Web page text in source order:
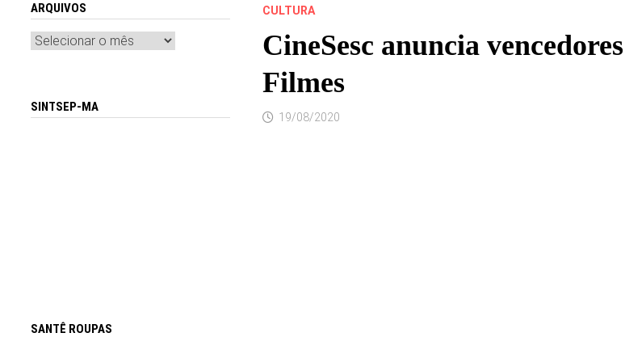
CULTURA
CineSesc anuncia
Filmes
19/08/2020
ARQUIVOS
Arquivos
SINTSEP-MA
SANTÊ ROUPAS